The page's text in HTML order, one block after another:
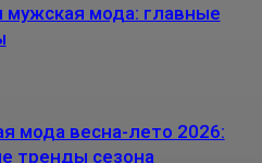
мужская мода: главные
мода весна-лето 2026:
тренды сезона